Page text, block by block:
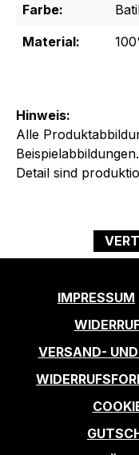
Hinweis:
Alle
Detail sind
Farbe:
Material:
IMPRESSUM
VERSAND-